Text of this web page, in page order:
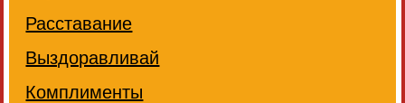
Расставание
Выздоравливай
Комплименты